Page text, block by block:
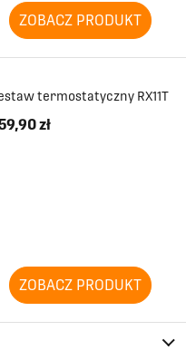
ZOBACZ PRODUKT
termostatyczny RX11T
zł
ZOBACZ PRODUKT